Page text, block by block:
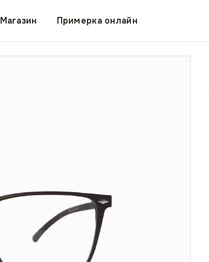
Магазин Примерка онлайн